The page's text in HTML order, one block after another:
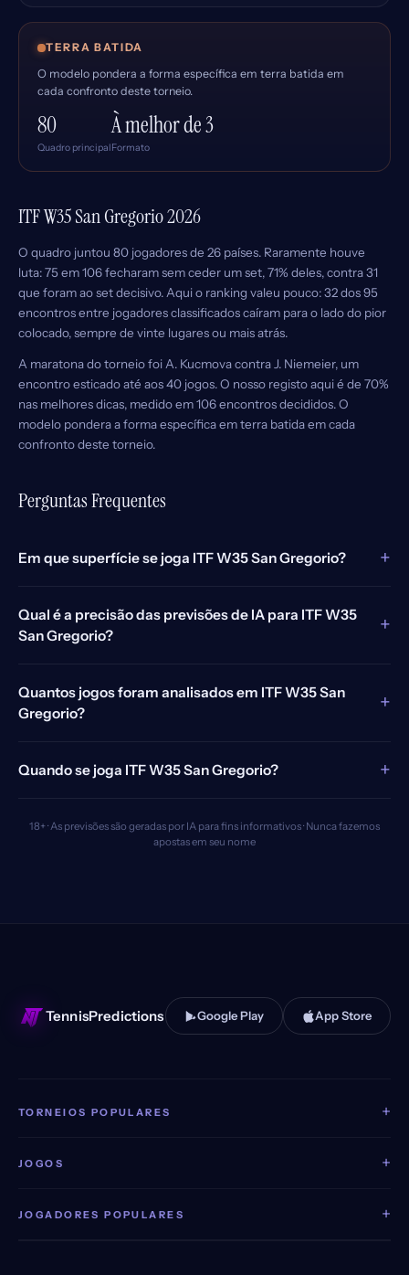
TERRA BATIDA
O modelo pondera a forma específica em terra batida em
cada confronto deste torneio.
80
Quadro principal
À melhor de 3
Formato
ITF W35 San Gregorio 2026
O quadro juntou 80 jogadores de 26 países. Raramente houve
luta: 75 em 106 fecharam sem ceder um set, 71% deles, contra 31
que foram ao set decisivo. Aqui o ranking valeu pouco: 32 dos 95
encontros entre jogadores classificados caíram para o lado do pior
colocado, sempre de vinte lugares ou mais atrás.
A maratona do torneio foi A. Kucmova contra J. Niemeier, um
encontro esticado até aos 40 jogos. O nosso registo aqui é de 70%
nas melhores dicas, medido em 106 encontros decididos. O
modelo pondera a forma específica em terra batida em cada
confronto deste torneio.
Perguntas Frequentes
Em que superfície se joga ITF W35 San Gregorio? +
Qual é a precisão das previsões de IA para ITF W35
San Gregorio?
+
Quantos jogos foram analisados em ITF W35 San
Gregorio?
+
Quando se joga ITF W35 San Gregorio? +
18+ · As previsões são geradas por IA para fins informativos · Nunca fazemos
apostas em seu nome
TennisPredictions Google Play App Store
TORNEIOS POPULARES +
JOGOS +
JOGADORES POPULARES +